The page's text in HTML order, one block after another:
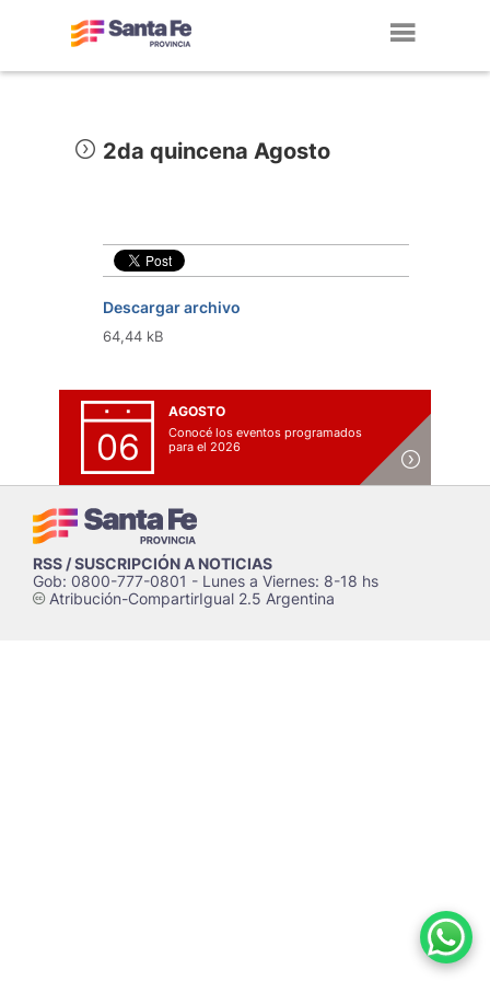
2da quincena Agosto
Descargar archivo
64,44 kB
06
AGOSTO
Conocé los eventos programados
para el 2026
RSS / SUSCRIPCIÓN A NOTICIAS
Gob: 0800-777-0801 - Lunes a Viernes: 8-18 hs
cAtribución-CompartirIgual 2.5 Argentina